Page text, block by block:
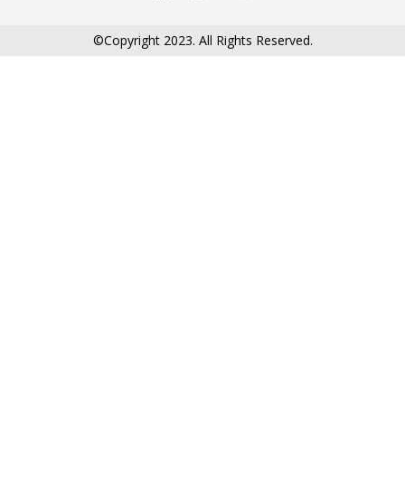
©Copyright 2023. All Rights Reserved.